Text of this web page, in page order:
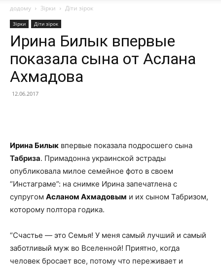
додому Зірки Діти зірок
Зірки Діти зірок
Ирина Билык впервые
показала сына от Аслана
Ахмадова
12.06.2017
Ирина Билык впервые показала подросшего сына
Табриза. Примадонна украинской эстрады
опубликовала милое семейное фото в своем
“Инстаграме”: на снимке Ирина запечатлена с
супругом Асланом Ахмадовым и их сыном Табризом,
которому полтора годика.
“Счастье — это Семья! У меня самый лучший и самый
заботливый муж во Вселенной! Приятно, когда
человек бросает все, потому что переживает и